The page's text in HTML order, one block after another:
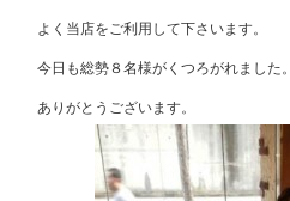
よく当店をご利用して下さいます。
今日も総勢８名様がくつろがれました。
ありがとうございます。